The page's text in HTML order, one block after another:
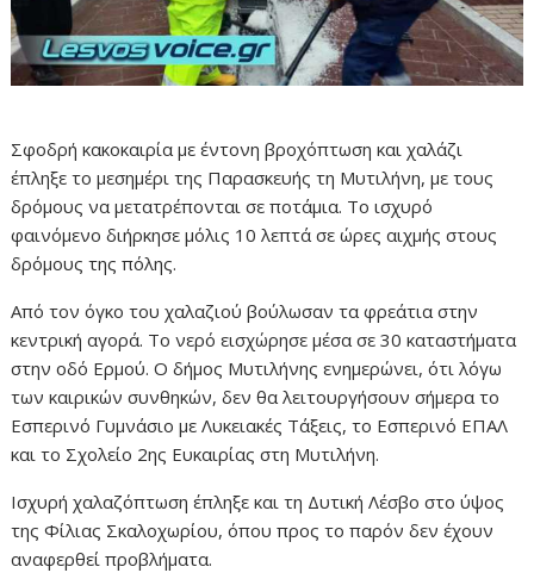
Σφοδρή κακοκαιρία με έντονη βροχόπτωση και χαλάζι
έπληξε το μεσημέρι της Παρασκευής τη Μυτιλήνη, με τους
δρόμους να μετατρέπονται σε ποτάμια. Το ισχυρό
φαινόμενο διήρκησε μόλις 10 λεπτά σε ώρες αιχμής στους
δρόμους της πόλης.
Από τον όγκο του χαλαζιού βούλωσαν τα φρεάτια στην
κεντρική αγορά. Το νερό εισχώρησε μέσα σε 30 καταστήματα
στην οδό Ερμού. Ο δήμος Μυτιλήνης ενημερώνει, ότι λόγω
των καιρικών συνθηκών, δεν θα λειτουργήσουν σήμερα το
Εσπερινό Γυμνάσιο με Λυκειακές Τάξεις, το Εσπερινό ΕΠΑΛ
και το Σχολείο 2ης Ευκαιρίας στη Μυτιλήνη.
Ισχυρή χαλαζόπτωση έπληξε και τη Δυτική Λέσβο στο ύψος
της Φίλιας Σκαλοχωρίου, όπου προς το παρόν δεν έχουν
αναφερθεί προβλήματα.